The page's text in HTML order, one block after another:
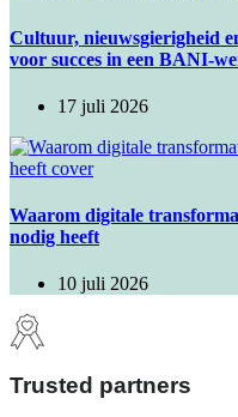
Cultuur, nieuwsgierigheid
voor succes in een BANI-
17 juli 2026
Waarom digitale
nodig heeft
10 juli 2026
Trusted partners